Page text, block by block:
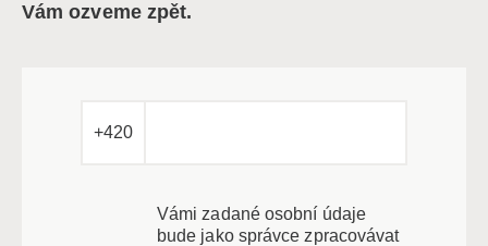
Vám ozveme zpět.
+420
Vámi zadané osobní údaje
bude jako správce zpracovávat